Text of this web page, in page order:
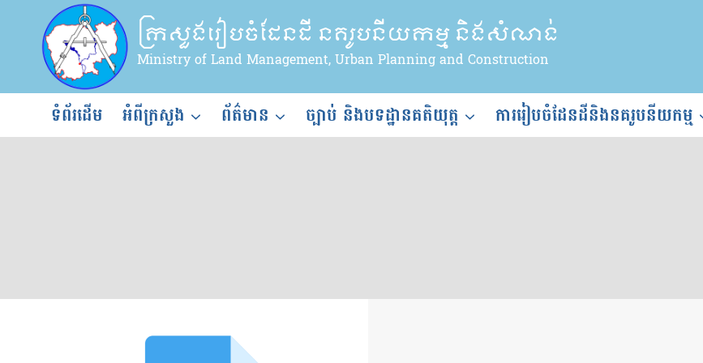
content
ក្រសួងរៀបចំដែនដី នគរូបនីយកម្ម និងសំណង់
Ministry of Land Management, Urban Planning and Construction
ទំព័រដើម អំពីក្រសួង ព័ត៌មាន ច្បាប់ និងបទដ្ឋានគតិយុត្ត ការរៀបចំដែនដីនិងនគរូបនីយកម្ម